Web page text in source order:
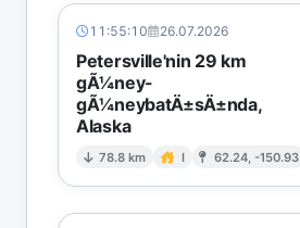
11:55:10 26.07.2026
Petersville'nin 29 km
gÃ¼ney-
gÃ¼neybatÄ±sÄ±nda,
Alaska
78.8 km I 62.24, -150.93